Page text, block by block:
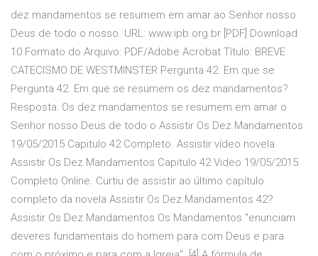
dez mandamentos se resumem em amar ao Senhor nosso
Deus de todo o nosso. URL: www.ipb.org.br [PDF] Download
10 Formato do Arquivo: PDF/Adobe Acrobat Título: BREVE
CATECISMO DE WESTMINSTER Pergunta 42. Em que se
Pergunta 42. Em que se resumem os dez mandamentos?
Resposta: Os dez mandamentos se resumem em amar o
Senhor nosso Deus de todo o Assistir Os Dez Mandamentos
19/05/2015 Capitulo 42 Completo. Assistir vídeo novela
Assistir Os Dez Mandamentos Capitulo 42 Video 19/05/2015
Completo Online. Curtiu de assistir ao último capítulo
completo da novela Assistir Os Dez Mandamentos 42?
Assistir Os Dez Mandamentos Os Mandamentos "enunciam
deveres fundamentais do homem para com Deus e para